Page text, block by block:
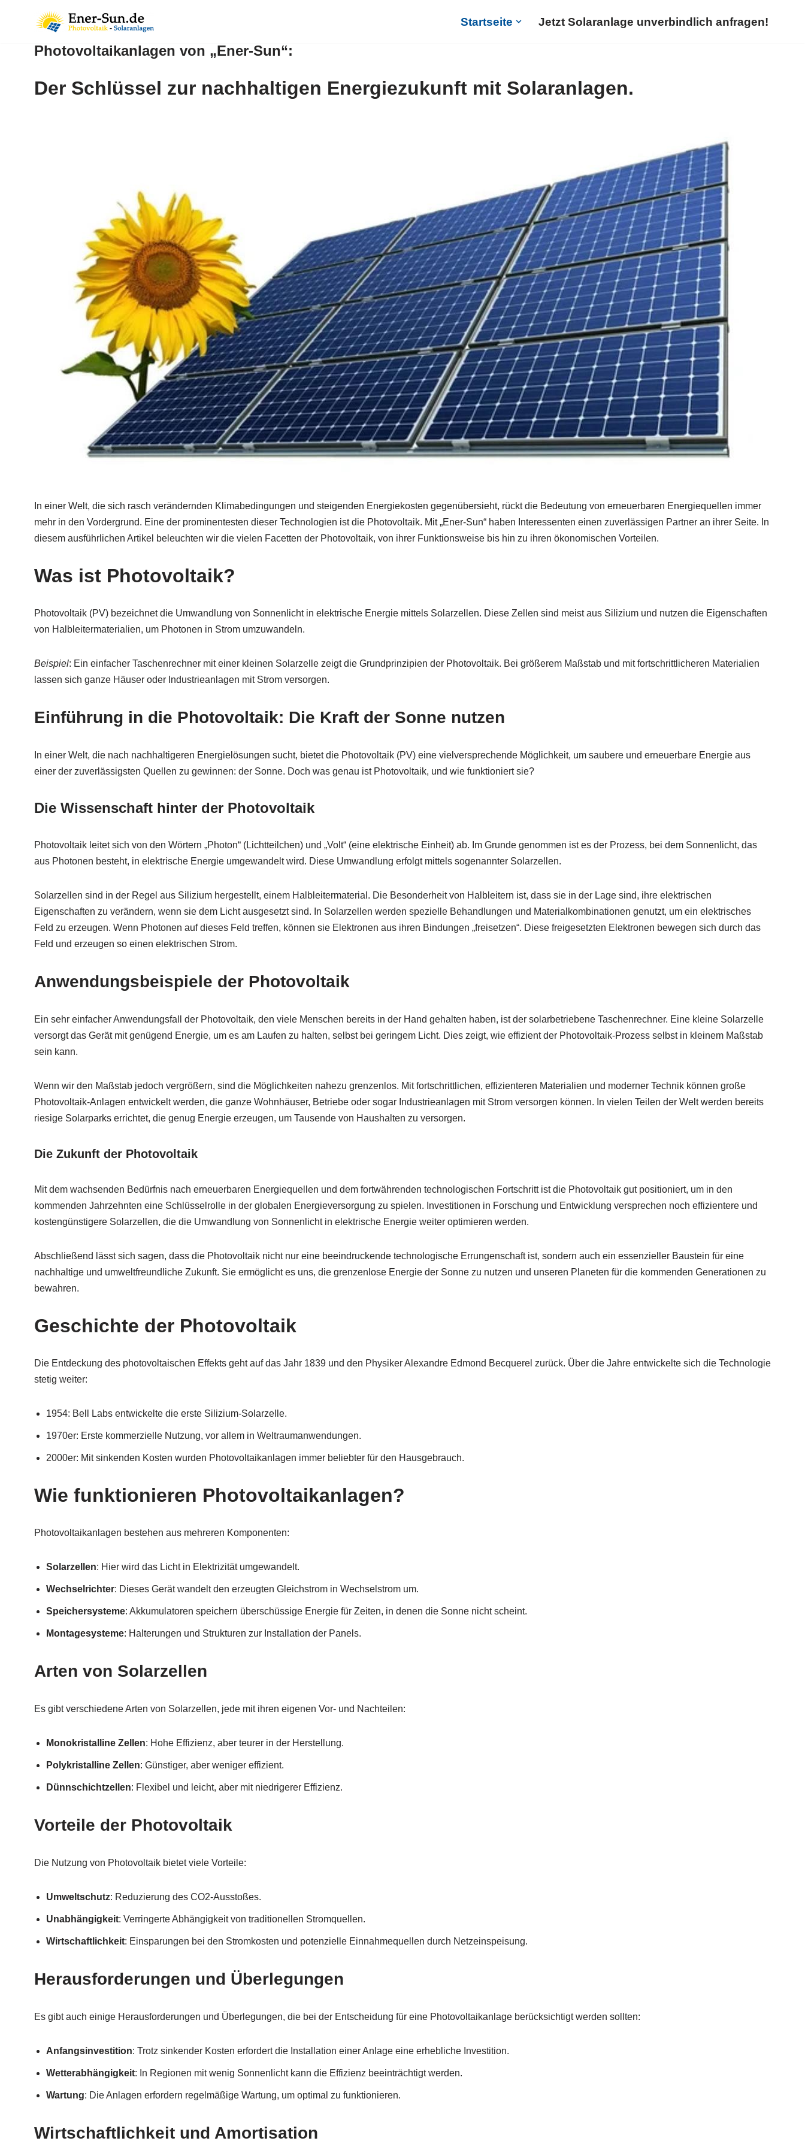
Startseite Jetzt Solaranlage unverbindlich anfragen!
Photovoltaikanlagen von „Ener-Sun“:
Der Schlüssel zur nachhaltigen Energiezukunft mit Solaranlagen.
In einer Welt, die sich rasch verändernden Klimabedingungen und steigenden Energiekosten gegenübersieht, rückt die Bedeutung von erneuerbaren Energiequellen immer
mehr in den Vordergrund. Eine der prominentesten dieser Technologien ist die Photovoltaik. Mit „Ener-Sun“ haben Interessenten einen zuverlässigen Partner an ihrer Seite. In
diesem ausführlichen Artikel beleuchten wir die vielen Facetten der Photovoltaik, von ihrer Funktionsweise bis hin zu ihren ökonomischen Vorteilen.
Was ist Photovoltaik?
Photovoltaik (PV) bezeichnet die Umwandlung von Sonnenlicht in elektrische Energie mittels Solarzellen. Diese Zellen sind meist aus Silizium und nutzen die Eigenschaften
von Halbleitermaterialien, um Photonen in Strom umzuwandeln.
Beispiel: Ein einfacher Taschenrechner mit einer kleinen Solarzelle zeigt die Grundprinzipien der Photovoltaik. Bei größerem Maßstab und mit fortschrittlicheren Materialien
lassen sich ganze Häuser oder Industrieanlagen mit Strom versorgen.
Einführung in die Photovoltaik: Die Kraft der Sonne nutzen
In einer Welt, die nach nachhaltigeren Energielösungen sucht, bietet die Photovoltaik (PV) eine vielversprechende Möglichkeit, um saubere und erneuerbare Energie aus
einer der zuverlässigsten Quellen zu gewinnen: der Sonne. Doch was genau ist Photovoltaik, und wie funktioniert sie?
Die Wissenschaft hinter der Photovoltaik
Photovoltaik leitet sich von den Wörtern „Photon“ (Lichtteilchen) und „Volt“ (eine elektrische Einheit) ab. Im Grunde genommen ist es der Prozess, bei dem Sonnenlicht, das
aus Photonen besteht, in elektrische Energie umgewandelt wird. Diese Umwandlung erfolgt mittels sogenannter Solarzellen.
Solarzellen sind in der Regel aus Silizium hergestellt, einem Halbleitermaterial. Die Besonderheit von Halbleitern ist, dass sie in der Lage sind, ihre elektrischen
Eigenschaften zu verändern, wenn sie dem Licht ausgesetzt sind. In Solarzellen werden spezielle Behandlungen und Materialkombinationen genutzt, um ein elektrisches
Feld zu erzeugen. Wenn Photonen auf dieses Feld treffen, können sie Elektronen aus ihren Bindungen „freisetzen“. Diese freigesetzten Elektronen bewegen sich durch das
Feld und erzeugen so einen elektrischen Strom.
Anwendungsbeispiele der Photovoltaik
Ein sehr einfacher Anwendungsfall der Photovoltaik, den viele Menschen bereits in der Hand gehalten haben, ist der solarbetriebene Taschenrechner. Eine kleine Solarzelle
versorgt das Gerät mit genügend Energie, um es am Laufen zu halten, selbst bei geringem Licht. Dies zeigt, wie effizient der Photovoltaik-Prozess selbst in kleinem Maßstab
sein kann.
Wenn wir den Maßstab jedoch vergrößern, sind die Möglichkeiten nahezu grenzenlos. Mit fortschrittlichen, effizienteren Materialien und moderner Technik können große
Photovoltaik-Anlagen entwickelt werden, die ganze Wohnhäuser, Betriebe oder sogar Industrieanlagen mit Strom versorgen können. In vielen Teilen der Welt werden bereits
riesige Solarparks errichtet, die genug Energie erzeugen, um Tausende von Haushalten zu versorgen.
Die Zukunft der Photovoltaik
Mit dem wachsenden Bedürfnis nach erneuerbaren Energiequellen und dem fortwährenden technologischen Fortschritt ist die Photovoltaik gut positioniert, um in den
kommenden Jahrzehnten eine Schlüsselrolle in der globalen Energieversorgung zu spielen. Investitionen in Forschung und Entwicklung versprechen noch effizientere und
kostengünstigere Solarzellen, die die Umwandlung von Sonnenlicht in elektrische Energie weiter optimieren werden.
Abschließend lässt sich sagen, dass die Photovoltaik nicht nur eine beeindruckende technologische Errungenschaft ist, sondern auch ein essenzieller Baustein für eine
nachhaltige und umweltfreundliche Zukunft. Sie ermöglicht es uns, die grenzenlose Energie der Sonne zu nutzen und unseren Planeten für die kommenden Generationen zu
bewahren.
Geschichte der Photovoltaik
Die Entdeckung des photovoltaischen Effekts geht auf das Jahr 1839 und den Physiker Alexandre Edmond Becquerel zurück. Über die Jahre entwickelte sich die Technologie
stetig weiter:
1954: Bell Labs entwickelte die erste Silizium-Solarzelle.
1970er: Erste kommerzielle Nutzung, vor allem in Weltraumanwendungen.
2000er: Mit sinkenden Kosten wurden Photovoltaikanlagen immer beliebter für den Hausgebrauch.
Wie funktionieren Photovoltaikanlagen?
Photovoltaikanlagen bestehen aus mehreren Komponenten:
Solarzellen: Hier wird das Licht in Elektrizität umgewandelt.
Wechselrichter: Dieses Gerät wandelt den erzeugten Gleichstrom in Wechselstrom um.
Speichersysteme: Akkumulatoren speichern überschüssige Energie für Zeiten, in denen die Sonne nicht scheint.
Montagesysteme: Halterungen und Strukturen zur Installation der Panels.
Arten von Solarzellen
Es gibt verschiedene Arten von Solarzellen, jede mit ihren eigenen Vor- und Nachteilen:
Monokristalline Zellen: Hohe Effizienz, aber teurer in der Herstellung.
Polykristalline Zellen: Günstiger, aber weniger effizient.
Dünnschichtzellen: Flexibel und leicht, aber mit niedrigerer Effizienz.
Vorteile der Photovoltaik
Die Nutzung von Photovoltaik bietet viele Vorteile:
Umweltschutz: Reduzierung des CO2-Ausstoßes.
Unabhängigkeit: Verringerte Abhängigkeit von traditionellen Stromquellen.
Wirtschaftlichkeit: Einsparungen bei den Stromkosten und potenzielle Einnahmequellen durch Netzeinspeisung.
Herausforderungen und Überlegungen
Es gibt auch einige Herausforderungen und Überlegungen, die bei der Entscheidung für eine Photovoltaikanlage berücksichtigt werden sollten:
Anfangsinvestition: Trotz sinkender Kosten erfordert die Installation einer Anlage eine erhebliche Investition.
Wetterabhängigkeit: In Regionen mit wenig Sonnenlicht kann die Effizienz beeinträchtigt werden.
Wartung: Die Anlagen erfordern regelmäßige Wartung, um optimal zu funktionieren.
Wirtschaftlichkeit und Amortisation